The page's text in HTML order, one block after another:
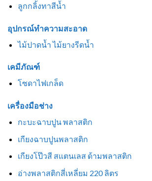
ลูกกลิ้งทาสีน้ำ
อุปกรณ์ทำความสะอาด
ไม้ปาดน้ำ ไม้ยางรีดน้ำ
เคมีภัณฑ์
โซดาไฟเกล็ด
เครื่องมือช่าง
กะบะฉาบปูน พลาสติก
เกียงฉาบปูนพลาสติก
เกียงโป๊วสี สแตนเลส ด้ามพลาสติก
อ่างพลาสติกสี่เหลี่ยม 220 ลิตร